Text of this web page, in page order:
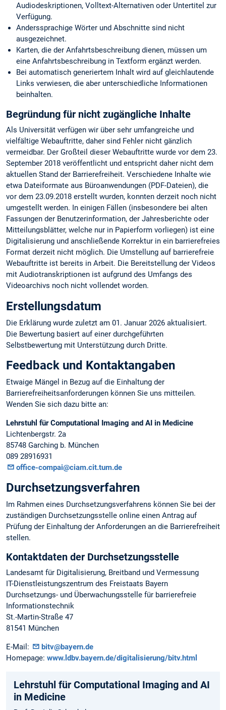
Audiodeskriptionen, Volltext-Alternativen oder Untertitel zur
Verfügung.
Anderssprachige Wörter und Abschnitte sind nicht
ausgezeichnet.
Karten, die der Anfahrtsbeschreibung dienen, müssen um
eine Anfahrtsbeschreibung in Textform ergänzt werden.
Bei automatisch generiertem Inhalt wird auf gleichlautende
Links verwiesen, die aber unterschiedliche Informationen
beinhalten.
Begründung für nicht zugängliche Inhalte
Als Universität verfügen wir über sehr umfangreiche und
vielfältige Webauftritte, daher sind Fehler nicht gänzlich
vermeidbar. Der Großteil dieser Webauftritte wurde vor dem 23.
September 2018 veröffentlicht und entspricht daher nicht dem
aktuellen Stand der Barrierefreiheit. Verschiedene Inhalte wie
etwa Dateiformate aus Büroanwendungen (PDF-Dateien), die
vor dem 23.09.2018 erstellt wurden, konnten derzeit noch nicht
umgestellt werden. In einigen Fällen (insbesondere bei alten
Fassungen der Benutzerinformation, der Jahresberichte oder
Mitteilungsblätter, welche nur in Papierform vorliegen) ist eine
Digitalisierung und anschließende Korrektur in ein barrierefreies
Format derzeit nicht möglich. Die Umstellung auf barrierefreie
Webauftritte ist bereits in Arbeit. Die Bereitstellung der Videos
mit Audiotranskriptionen ist aufgrund des Umfangs des
Videoarchivs noch nicht vollendet worden.
Erstellungsdatum
Die Erklärung wurde zuletzt am 01. Januar 2026 aktualisiert.
Die Bewertung basiert auf einer durchgeführten
Selbstbewertung mit Unterstützung durch Dritte.
Feedback und Kontaktangaben
Etwaige Mängel in Bezug auf die Einhaltung der
Barrierefreiheitsanforderungen können Sie uns mitteilen.
Wenden Sie sich dazu bitte an:
Lehrstuhl für Computational Imaging and AI in Medicine
Lichtenbergstr. 2a
85748 Garching b. München
089 28916931
office-compai@ciam.cit.tum.de
Durchsetzungsverfahren
Im Rahmen eines Durchsetzungsverfahrens können Sie bei der
zuständigen Durchsetzungsstelle online einen Antrag auf
Prüfung der Einhaltung der Anforderungen an die Barrierefreiheit
stellen.
Kontaktdaten der Durchsetzungsstelle
Landesamt für Digitalisierung, Breitband und Vermessung
IT-Dienstleistungszentrum des Freistaats Bayern
Durchsetzungs- und Überwachungsstelle für barrierefreie
Informationstechnik
St.-Martin-Straße 47
81541 München
E-Mail:
bitv@bayern.de
Homepage: www.ldbv.bayern.de/digitalisierung/bitv.html
Lehrstuhl für Computational Imaging and AI
in Medicine